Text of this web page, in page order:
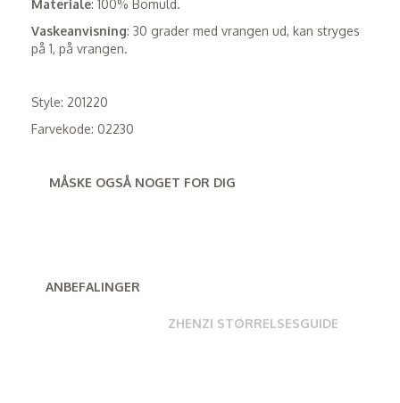
Materiale: 100% Bomuld.
Vaskeanvisning: 30 grader med vrangen ud, kan stryges
på 1, på vrangen.
Style: 201220
Farvekode: 02230
MÅSKE OGSÅ NOGET FOR DIG
ANBEFALINGER
ZHENZI STØRRELSESGUIDE